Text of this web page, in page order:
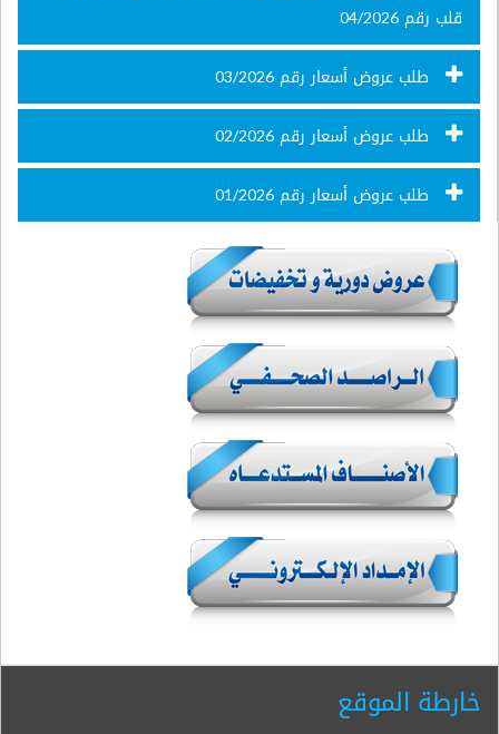
قلب رقم 04/2026
طلب عروض أسعار رقم 03/2026
طلب عروض أسعار رقم 02/2026
طلب عروض أسعار رقم 01/2026
خارطة الموقع